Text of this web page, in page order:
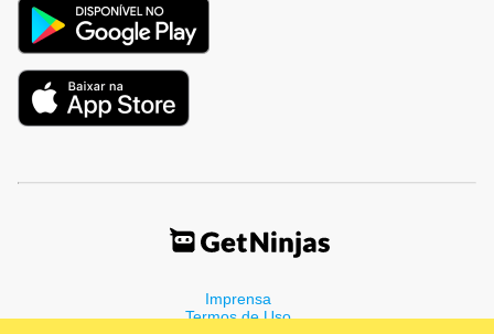
Imprensa
Termos de Uso